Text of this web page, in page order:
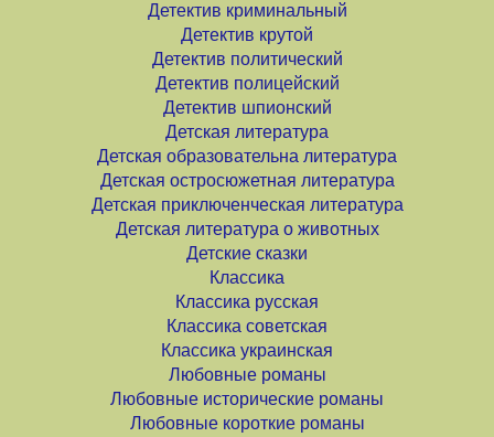
Детектив криминальный
Детектив крутой
Детектив политический
Детектив полицейский
Детектив шпионский
Детская литература
Детская образовательна литература
Детская остросюжетная литература
Детская приключенческая литература
Детская литература о животных
Детские сказки
Классика
Классика русская
Классика советская
Классика украинская
Любовные романы
Любовные исторические романы
Любовные короткие романы